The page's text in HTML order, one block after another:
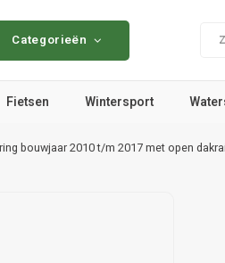
Categorieën
Fietsen Wintersport
bouwjaar 2010 t/m 2017 met open